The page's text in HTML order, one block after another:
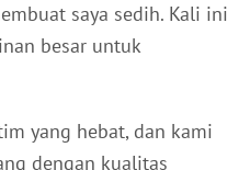
saya sedih. Kali ini
besar untuk
yang hebat, dan kami
dengan kualitas